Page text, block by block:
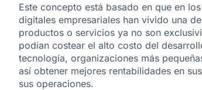
Este concepto está basado en que en
digitales empresariales han vivido una
productos o servicios ya no son
podían costear el alto costo del
tecnología, organizaciones más
así obtener mejores rentabilidades en
sus operaciones.